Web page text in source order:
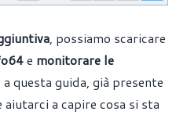
, possiamo scaricare
e monitorare le
questa guida, già presente
a capire cosa si sta